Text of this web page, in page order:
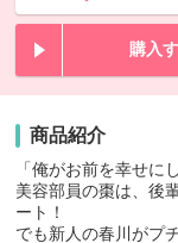
購入
商品紹介
「俺がお前を幸せに
美容部員の棗は、後
ート！
でも新人の春川がプ